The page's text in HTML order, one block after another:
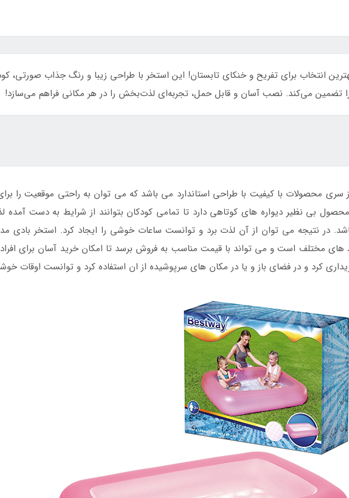
انتخاب برای تفریح و خنکای تابستان! این استخر با طراحی زیبا و رنگ جذاب صورتی،
تضمین می‌کند. نصب آسان و قابل حمل، تجربه‌ای لذت‌بخش را در هر مکانی فراهم می‌سازد!
محصولات با کیفیت با طراحی استاندارد می باشد که می توان به راحتی موقعیت را
بی نظیر دیواره های کوتاهی دارد تا تمامی کودکان بتوانند از شرایط به دست آمده
در نتیجه می توان از آن لذت برد و توانست ساعات خوشی را ایجاد کرد. استخر
های مختلف است و می تواند با قیمت مناسب به فروش برسد تا امکان خرید آسان برای
کرد و در فضای باز و یا در مکان های سرپوشیده از ان استفاده کرد و توانست اوقات